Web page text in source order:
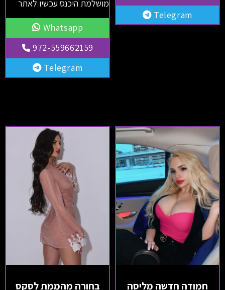
Telegram
מושלמת היכנס עכשיו לאתר
Whatsapp
972-559662159
Telegram
חמודה חדשה מליסה בחורה מהממת לסקס